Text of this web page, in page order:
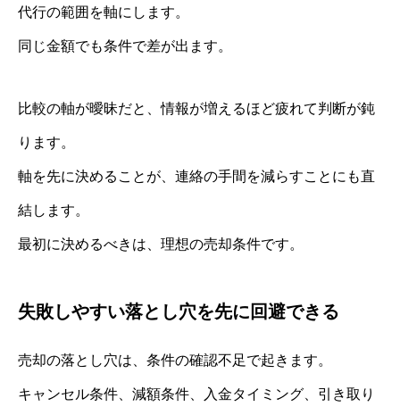
代行の範囲を軸にします。
同じ金額でも条件で差が出ます。
比較の軸が曖昧だと、情報が増えるほど疲れて判断が鈍
ります。
軸を先に決めることが、連絡の手間を減らすことにも直
結します。
最初に決めるべきは、理想の売却条件です。
失敗しやすい落とし穴を先に回避できる
売却の落とし穴は、条件の確認不足で起きます。
キャンセル条件、減額条件、入金タイミング、引き取り